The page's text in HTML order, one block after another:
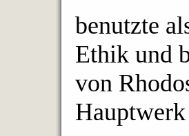
benutzte
Ethik und
von